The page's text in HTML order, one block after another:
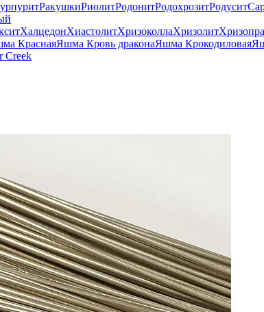
РакушкиРиолитРодонитРодохрозитРодусит
ХалцедонХиастолитХризоколлаХризолит
КраснаяЯшма Кровь драконаЯшма Крокодиловая
Creek